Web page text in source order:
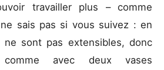
travailler plus – comme
sais pas si vous suivez : en
ne sont pas extensibles, donc
avec deux vases